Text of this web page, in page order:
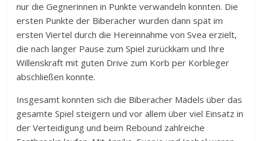
nur die Gegnerinnen in Punkte verwandeln konnten. Die
ersten Punkte der Biberacher wurden dann spät im
ersten Viertel durch die Hereinnahme von Svea erzielt,
die nach langer Pause zum Spiel zurückkam und Ihre
Willenskraft mit guten Drive zum Korb per Korbleger
abschließen konnte.
Insgesamt konnten sich die Biberacher Mädels über das
gesamte Spiel steigern und vor allem über viel Einsatz in
der Verteidigung und beim Rebound zahlreiche